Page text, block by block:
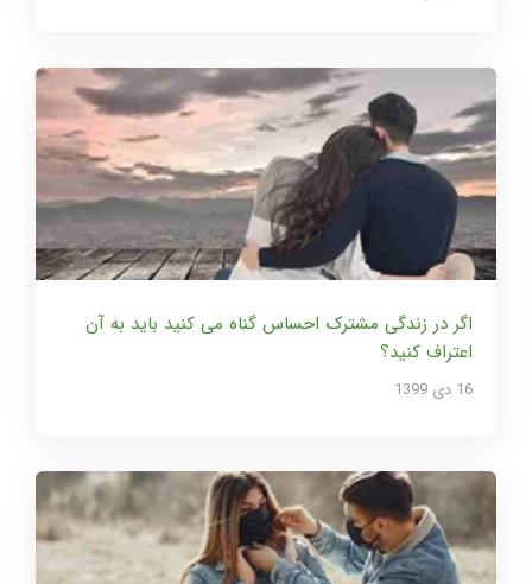
اگر در زندگی مشترک احساس گناه می کنید باید به آن
اعتراف کنید؟
16 دی 1399